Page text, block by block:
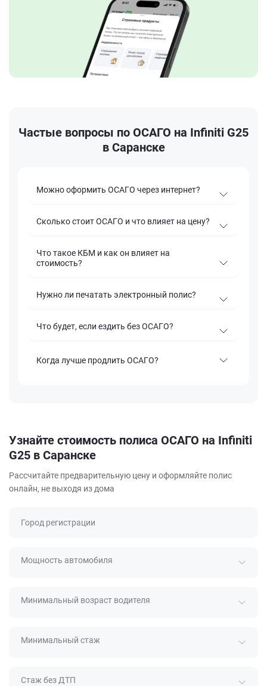
Частые вопросы по ОСАГО на Infiniti G25
в Саранске
Можно оформить ОСАГО через интернет?
Сколько стоит ОСАГО и что влияет на цену?
Что такое КБМ и как он влияет на
стоимость?
Нужно ли печатать электронный полис?
Что будет, если ездить без ОСАГО?
Когда лучше продлить ОСАГО?
Узнайте стоимость полиса ОСАГО на Infiniti
G25 в Саранске
Рассчитайте предварительную цену и оформляйте полис
онлайн, не выходя из дома
Город регистрации
Мощность автомобиля
Минимальный возраст водителя
Минимальный стаж
Стаж без ДТП